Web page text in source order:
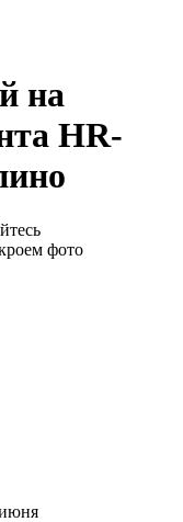
на
HR-
фото